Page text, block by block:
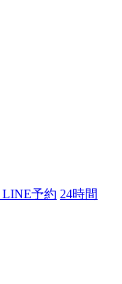
LINE予約 24時間